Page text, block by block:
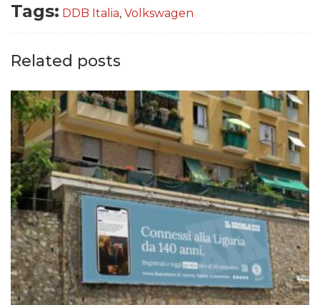
Tags: DDB Italia, Volkswagen
Related posts